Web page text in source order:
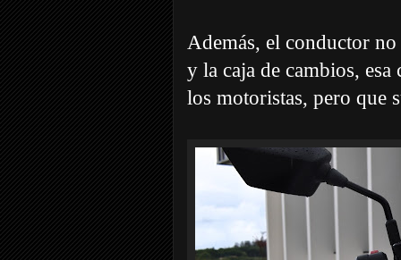
Además, el conductor
y la caja de cambios,
los motoristas, pero que